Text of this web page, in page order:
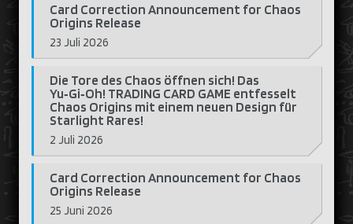
Card Correction Announcement for Chaos
Origins Release
23 Juli 2026
Die Tore des Chaos öffnen sich! Das
Yu‑Gi‑Oh! TRADING CARD GAME entfesselt
Chaos Origins mit einem neuen Design für
Starlight Rares!
2 Juli 2026
Card Correction Announcement for Chaos
Origins Release
25 Juni 2026